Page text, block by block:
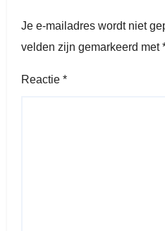
Je e-mailadres wordt niet
velden zijn gemarkeerd met
Reactie *